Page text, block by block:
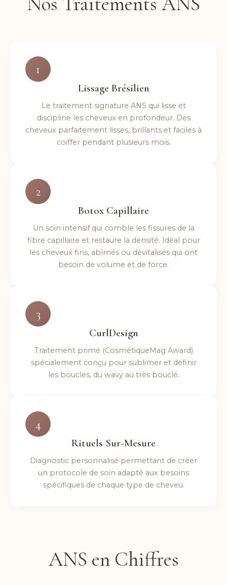
1
Lissage Brésilien
Le traitement signature ANS qui lisse et
discipline les cheveux en profondeur. Des
cheveux parfaitement lisses, brillants et faciles à
coiffer pendant plusieurs mois.
2
Botox Capillaire
Un soin intensif qui comble les fissures de la
fibre capillaire et restaure la densité. Idéal pour
les cheveux fins, abîmés ou dévitalisés qui ont
besoin de volume et de force.
3
CurlDesign
Traitement primé (CosmétiqueMag Award)
spécialement conçu pour sublimer et définir
les boucles, du wavy au très bouclé.
4
Rituels Sur-Mesure
Diagnostic personnalisé permettant de créer
un protocole de soin adapté aux besoins
spécifiques de chaque type de cheveu.
ANS en Chiffres